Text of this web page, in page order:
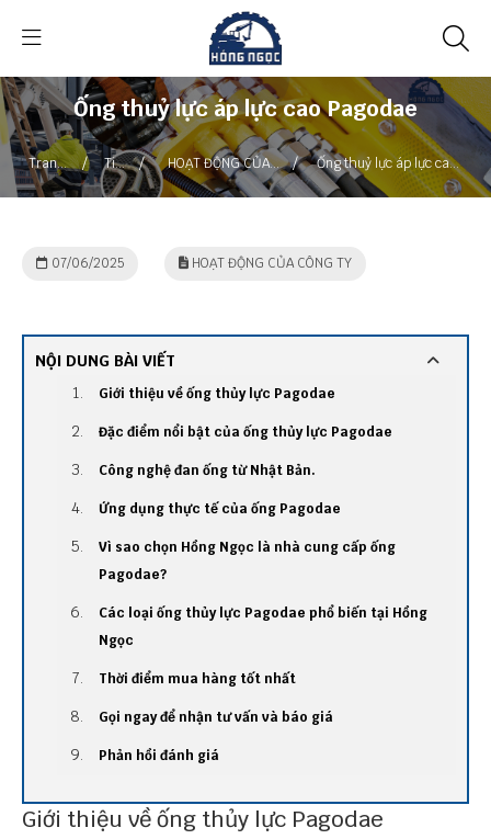
Ống thuỷ lực áp lực cao Pagodae
Trang / Tin / HOẠT ĐỘNG CỦA / Ống thuỷ lực áp lực cao
07/06/2025 HOẠT ĐỘNG CỦA CÔNG TY
NỘI DUNG BÀI VIẾT
Giới thiệu về ống thủy lực Pagodae
Đặc điểm nổi bật của ống thủy lực Pagodae
Công nghệ đan ống từ Nhật Bản.
Ứng dụng thực tế của ống Pagodae
Vì sao chọn Hồng Ngọc là nhà cung cấp ống
Pagodae?
Các loại ống thủy lực Pagodae phổ biến tại Hồng
Ngọc
Thời điểm mua hàng tốt nhất
Gọi ngay để nhận tư vấn và báo giá
Phản hồi đánh giá
Giới thiệu về ống thủy lực Pagodae